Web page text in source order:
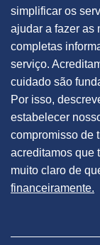
simplificar os
ajudar a fazer as
completas
serviço.
cuidado são
Por isso,
estabelecer
compromisso de
acreditamos que
muito claro de
financeiramente.